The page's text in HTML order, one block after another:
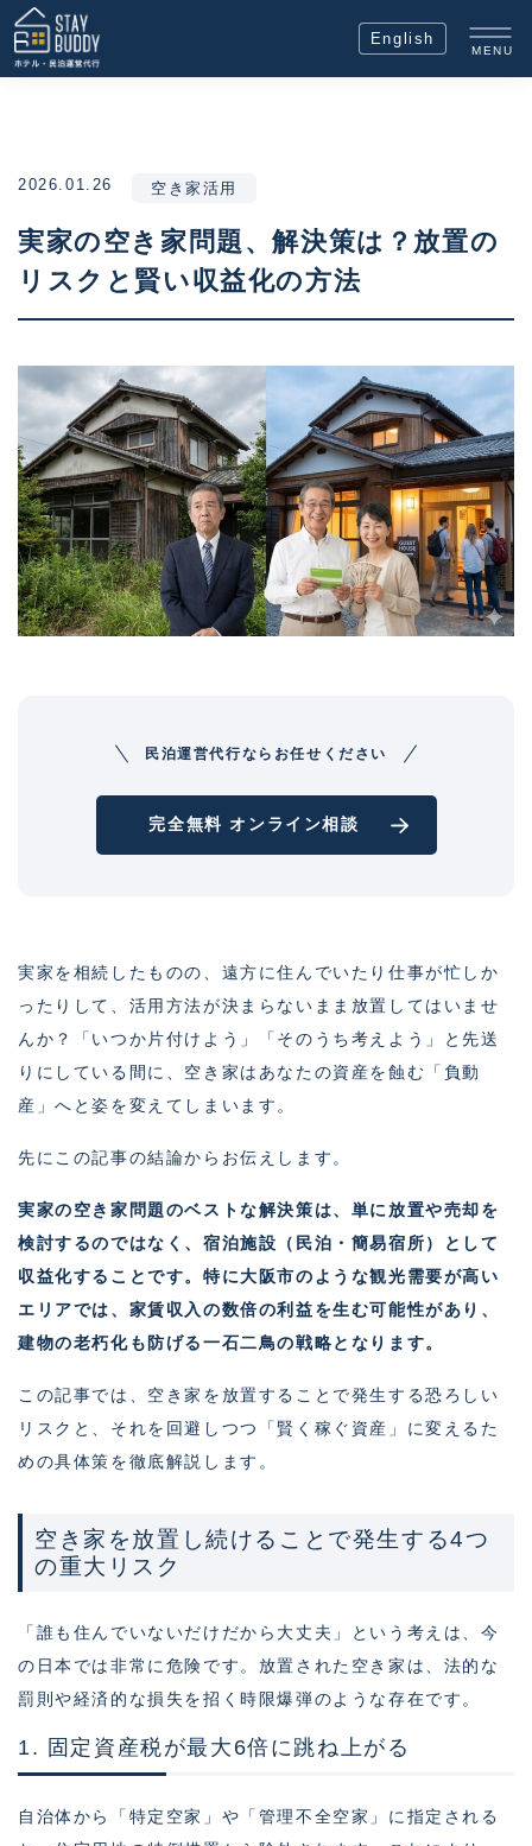
English
MENU
2026.01.26 空き家活用
実家の空き家問題、解決策は？放置の
リスクと賢い収益化の方法
民泊運営代行ならお任せください
完全無料 オンライン相談
実家を相続したものの、遠方に住んでいたり仕事が忙しか
ったりして、活用方法が決まらないまま放置してはいませ
んか？「いつか片付けよう」「そのうち考えよう」と先送
りにしている間に、空き家はあなたの資産を蝕む「負動
産」へと姿を変えてしまいます。
先にこの記事の結論からお伝えします。
実家の空き家問題のベストな解決策は、単に放置や売却を
検討するのではなく、宿泊施設（民泊・簡易宿所）として
収益化することです。特に大阪市のような観光需要が高い
エリアでは、家賃収入の数倍の利益を生む可能性があり、
建物の老朽化も防げる一石二鳥の戦略となります。
この記事では、空き家を放置することで発生する恐ろしい
リスクと、それを回避しつつ「賢く稼ぐ資産」に変えるた
めの具体策を徹底解説します。
空き家を放置し続けることで発生する4つ
の重大リスク
「誰も住んでいないだけだから大丈夫」という考えは、今
の日本では非常に危険です。放置された空き家は、法的な
罰則や経済的な損失を招く時限爆弾のような存在です。
1. 固定資産税が最大6倍に跳ね上がる
自治体から「特定空家」や「管理不全空家」に指定される